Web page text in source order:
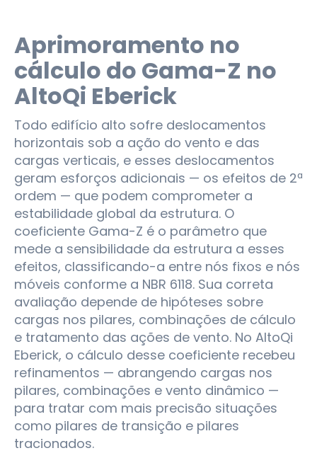
Aprimoramento no
cálculo do Gama-Z no
AltoQi Eberick
Todo edifício alto sofre deslocamentos
horizontais sob a ação do vento e das
cargas verticais, e esses deslocamentos
geram esforços adicionais — os efeitos de 2ª
ordem — que podem comprometer a
estabilidade global da estrutura. O
coeficiente Gama-Z é o parâmetro que
mede a sensibilidade da estrutura a esses
efeitos, classificando-a entre nós fixos e nós
móveis conforme a NBR 6118. Sua correta
avaliação depende de hipóteses sobre
cargas nos pilares, combinações de cálculo
e tratamento das ações de vento. No AltoQi
Eberick, o cálculo desse coeficiente recebeu
refinamentos — abrangendo cargas nos
pilares, combinações e vento dinâmico —
para tratar com mais precisão situações
como pilares de transição e pilares
tracionados.